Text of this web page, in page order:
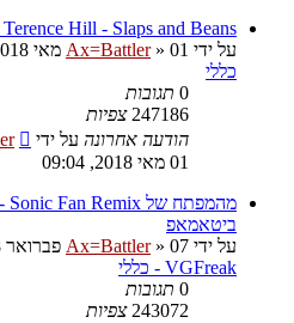
Hill - Slaps and Beans
על ידי
Ax=Battler» 01 מאי 2018, 09:04
כללי
0 תגובות
247186 צפיות
הודעה אחרונה על ידי
01 מאי 2018, 09:04
ביטאמאפ
על ידי
Ax=Battler» 07 פברואר 2018, 11:30
VGFreak - כללי
0 תגובות
243072 צפיות